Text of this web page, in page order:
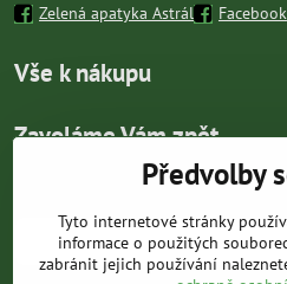
Zelená apatyka Astrál Facebook
Vše k nákupu
Zavoláme Vám zpět
Předvolby
Tyto internetové stránky
informace o použitých
zabránit jejich používání